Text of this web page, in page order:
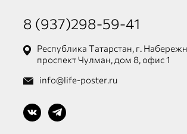
8 (937)298-59-41
Республика Татарстан, г.
проспект Чулман, дом 8, офис 1
info@life-poster.ru